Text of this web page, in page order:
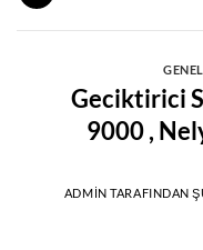
Geciktirici
9000 ,
ADMIN TARAFINDAN